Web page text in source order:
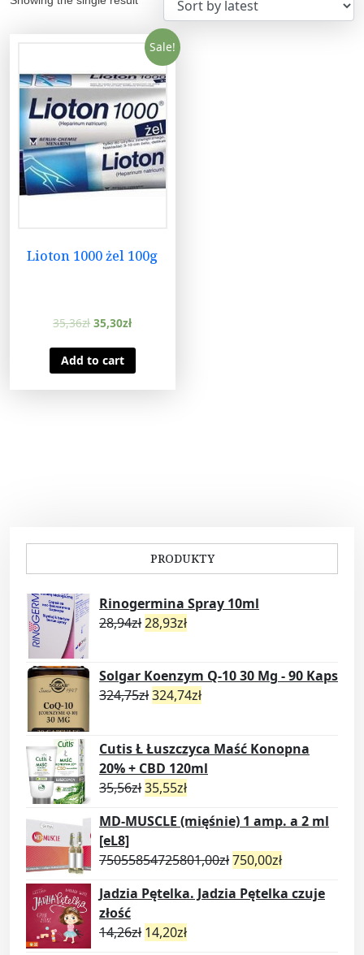
Sale!
Lioton 1000 żel 100g
35,36zł 35,30zł
Add to cart
PRODUKTY
Rinogermina Spray 10ml
28,94zł28,93zł
Solgar Koenzym Q-10 30 Mg - 90 Kaps
324,75zł324,74zł
Cutis Ł Łuszczyca Maść Konopna
20% + CBD 120ml
35,56zł35,55zł
MD-MUSCLE (mięśnie) 1 amp. a 2 ml
[eL8]
75055854725801,00zł750,00zł
Jadzia Pętelka. Jadzia Pętelka czuje
złość
14,26zł 14,20zł